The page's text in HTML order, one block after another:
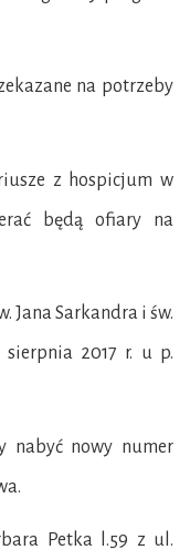
na potrzeby
z hospicjum w
będą ofiary na
Jana Sarkandra i św.
2017 r. u p.
nabyć nowy numer
Petka l.59 z ul.